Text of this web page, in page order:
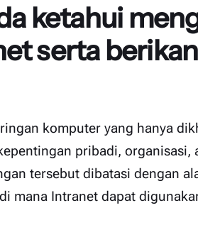
ketahui
serta berikan
komputer yang hanya
pribadi, organisasi,
tersebut dibatasi dengan
mana Intranet dapat